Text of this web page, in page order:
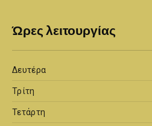
Ώρες λειτουργίας
Δευτέρα
Τρίτη
Τετάρτη